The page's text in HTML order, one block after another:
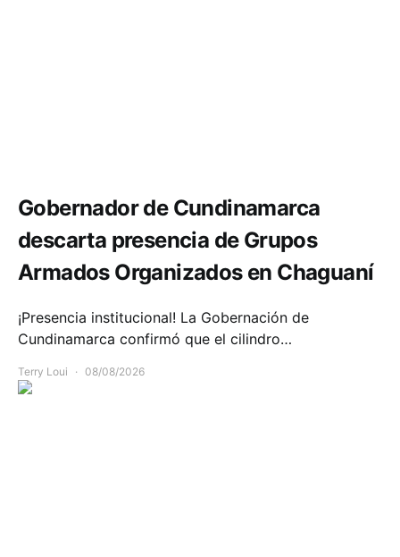
Gobernador de Cundinamarca
descarta presencia de Grupos
Armados Organizados en Chaguaní
¡Presencia institucional! La Gobernación de
Cundinamarca confirmó que el cilindro…
Terry Loui 08/08/2026